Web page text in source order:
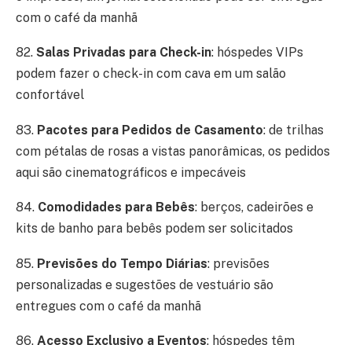
com o café da manhã
82. Salas Privadas para Check-in: hóspedes VIPs
podem fazer o check-in com cava em um salão
confortável
83. Pacotes para Pedidos de Casamento: de trilhas
com pétalas de rosas a vistas panorâmicas, os pedidos
aqui são cinematográficos e impecáveis
84. Comodidades para Bebês: berços, cadeirões e
kits de banho para bebês podem ser solicitados
85. Previsões do Tempo Diárias: previsões
personalizadas e sugestões de vestuário são
entregues com o café da manhã
86. Acesso Exclusivo a Eventos: hóspedes têm